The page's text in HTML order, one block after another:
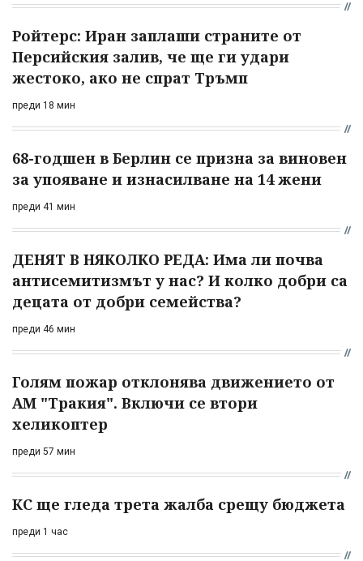
Ройтерс: Иран заплаши страните от
Персийския залив, че ще ги удари
жестоко, ако не спрат Тръмп
преди 18 мин
68-годшен в Берлин се призна за виновен
за упояване и изнасилване на 14 жени
преди 41 мин
ДЕНЯТ В НЯКОЛКО РЕДА: Има ли почва
антисемитизмът у нас? И колко добри са
децата от добри семейства?
преди 46 мин
Голям пожар отклонява движението от
АМ "Тракия". Включи се втори
хеликоптер
преди 57 мин
КС ще гледа трета жалба срещу бюджета
преди 1 час